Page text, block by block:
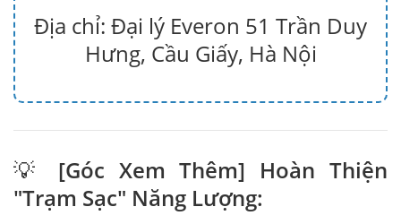
Địa chỉ: Đại lý Everon 51 Trần Duy
Hưng, Cầu Giấy, Hà Nội
💡 [Góc Xem Thêm] Hoàn Thiện
"Trạm Sạc" Năng Lượng: